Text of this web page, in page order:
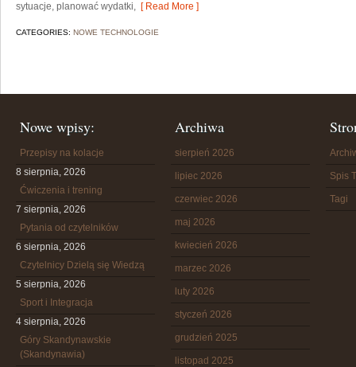
sytuacje, planować wydatki, [ Read More ]
CATEGORIES: NOWE TECHNOLOGIE
Nowe wpisy:
Przepisy na kolacje
8 sierpnia, 2026
Ćwiczenia i trening
7 sierpnia, 2026
Pytania od czytelników
6 sierpnia, 2026
Czytelnicy Dzielą się Wiedzą
5 sierpnia, 2026
Sport i Integracja
4 sierpnia, 2026
Góry Skandynawskie
(Skandynawia)
Archiwa
sierpień 2026
lipiec 2026
czerwiec 2026
maj 2026
kwiecień 2026
marzec 2026
luty 2026
styczeń 2026
grudzień 2025
listopad 2025
Spis
Tagi